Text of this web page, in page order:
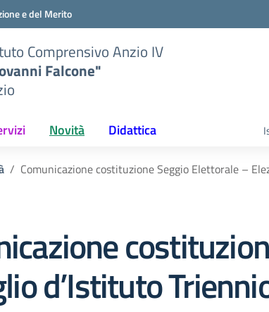
e del Merito
Comprensivo Anzio IV
Falcone"
Novità Didattica
Comunicazione costituzione Seggio Elettorale –
d’Istituto